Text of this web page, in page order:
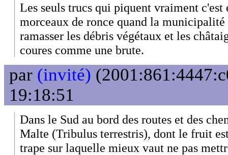
Les seuls trucs qui piquent vraiment c'est
morceaux de ronce quand la municipalité
ramasser les débris végétaux et les
coures comme une brute.
par (invité)
19:18:51
Dans le Sud au bord des routes et des
Malte (Tribulus terrestris), dont le fruit
trape sur laquelle mieux vaut ne pas